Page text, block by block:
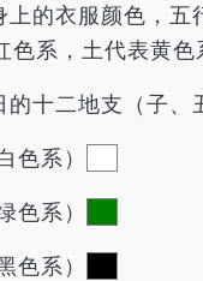
的衣服颜色，
系，土代表黄色
十二地支（子、
色系）
色系）
色系）